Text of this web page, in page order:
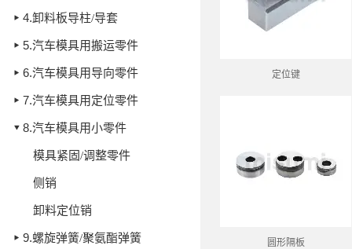
4.卸料板导柱/导套
5.汽车模具用搬运零件
6.汽车模具用导向零件
7.汽车模具用定位零件
8.汽车模具用小零件
模具紧固/调整零件
侧销
卸料定位销
9.螺旋弹簧/聚氨酯弹簧
定位键
圆形隔板